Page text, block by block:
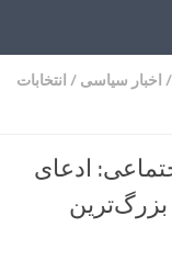
/ اخبار سیاسی / انتخابات
ادعای
تومانی بزرگ‌ترین